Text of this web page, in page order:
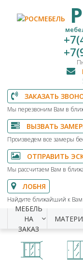
ЗАКАЗАТЬ
Мы перезвоним Вам в
ВЫЗВАТЬ
Произведем все замеры
ОТПРАВИТЬ
Мы рассчитаем Вам в
ЛОБНЯ
Найдите ближайший к Вам
МЕБЕЛЬ
НА
ЗАКАЗ